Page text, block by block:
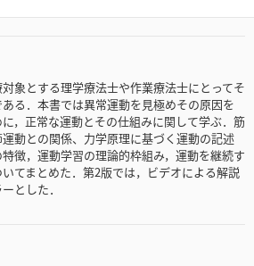
象とする理学療法士や作業療法士にとってそ
る．本書では異常運動を見極めその原因を
，正常な運動とその仕組みに関して学ぶ．筋
動との関係、力学原理に基づく運動の記述
徴，運動学習の理論的枠組み，運動を継続す
てまとめた．第2版では，ビデオによる解説
とした．